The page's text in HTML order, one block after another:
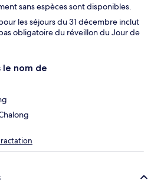
sans espèces sont disponibles.
les séjours du 31 décembre inclut
obligatoire du réveillon du Jour de
le nom de